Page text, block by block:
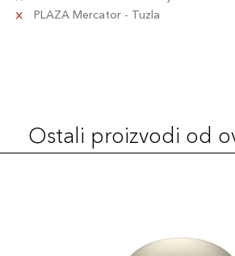
5
Šifra artikla
PLAZA Mercator - Tuzla
Ostali proizvodi od